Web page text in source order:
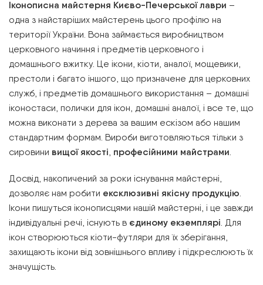
Іконописна майстерня Києво-Печерської лаври –
одна з найстаріших майстерень цього профілю на
території України. Вона займається виробництвом
церковного начиння і предметів церковного і
домашнього вжитку. Це ікони, кіоти, аналої, мощевики,
престоли і багато іншого, що призначене для церковних
служб, і предметів домашнього використання – домашні
іконостаси, полички для ікон, домашні аналої, і все те, що
можна виконати з дерева за вашим ескізом або нашим
стандартним формам. Вироби виготовляються тільки з
сировини вищої якості, професійними майстрами.
Досвід, накопичений за роки існування майстерні,
дозволяє нам робити ексклюзивні якісну продукцію.
Ікони пишуться іконописцями нашій майстерні, і це завжди
індивідуальні речі, існують в єдиному екземплярі. Для
ікон створюються кіоти-футляри для їх зберігання,
захищають ікони від зовнішнього впливу і підкреслюють їх
значущість.